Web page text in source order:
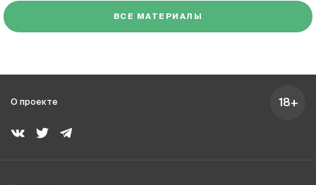
ВСЕ МАТЕРИАЛЫ
О проекте 18+